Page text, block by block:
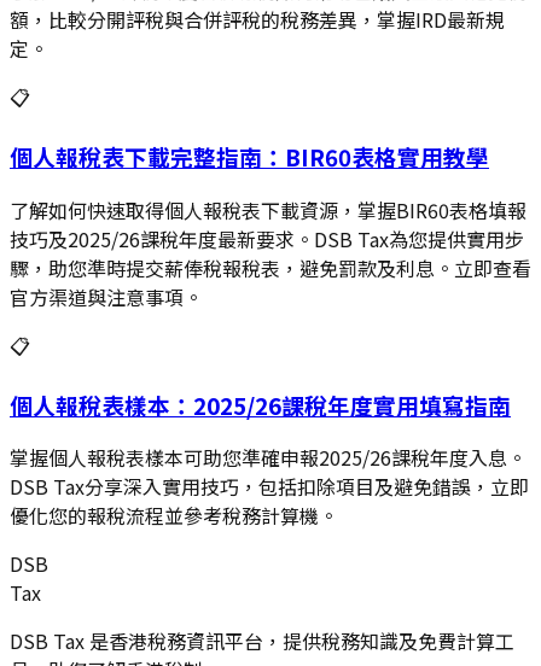
額，比較分開評稅與合併評稅的稅務差異，掌握IRD最新規
定。
📋
個人報稅表下載完整指南：BIR60表格實用教學
了解如何快速取得個人報稅表下載資源，掌握BIR60表格填報
技巧及2025/26課稅年度最新要求。DSB Tax為您提供實用步
驟，助您準時提交薪俸稅報稅表，避免罰款及利息。立即查看
官方渠道與注意事項。
📋
個人報稅表樣本：2025/26課稅年度實用填寫指南
掌握個人報稅表樣本可助您準確申報2025/26課稅年度入息。
DSB Tax分享深入實用技巧，包括扣除項目及避免錯誤，立即
優化您的報稅流程並參考稅務計算機。
DSB
Tax
DSB Tax 是香港稅務資訊平台，提供稅務知識及免費計算工